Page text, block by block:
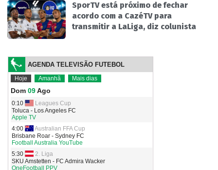
SporTV está próximo de fechar
acordo com a CazéTV para
transmitir a LaLiga, diz colunista